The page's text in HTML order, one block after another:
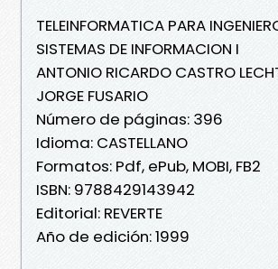
TELEINFORMATICA PARA
SISTEMAS DE INFORMACION I
ANTONIO RICARDO CASTRO
JORGE FUSARIO
Número de páginas: 396
Idioma: CASTELLANO
Formatos: Pdf, ePub, MOBI, FB2
ISBN: 9788429143942
Editorial: REVERTE
Año de edición: 1999